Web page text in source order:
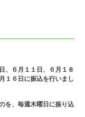
、６月１１日、６月１８
１６日に振込を行いまし
を、毎週木曜日に振り込